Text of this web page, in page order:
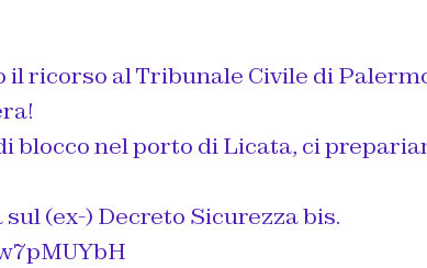
il ricorso al Tribunale Civile di
blocco nel porto di Licata, ci
(ex-) Decreto Sicurezza bis.